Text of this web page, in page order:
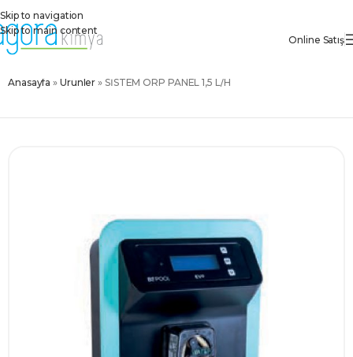
Skip to navigation
Skip to main content
Online Satış
Anasayfa » Ürünler » SİSTEM ORP PANEL 1,5 L/H